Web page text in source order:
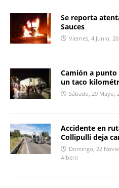
Se reporta
Sauces
Viernes, 4 Junio,
Camión a
un taco
Sábado, 29 Mayo,
Accidente en
Collipulli deja
Domingo, 22
Alberti